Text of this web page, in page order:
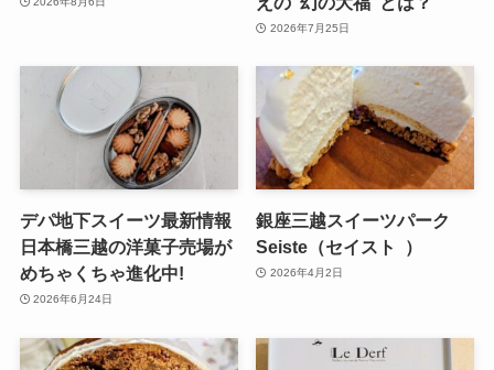
2026年7月25日
デパ地下スイーツ最新情報
日本橋三越の洋菓子売場が
めちゃくちゃ進化中!
2026年6月24日
銀座三越スイーツパーク
Seiste（セイスト ）
2026年4月2日